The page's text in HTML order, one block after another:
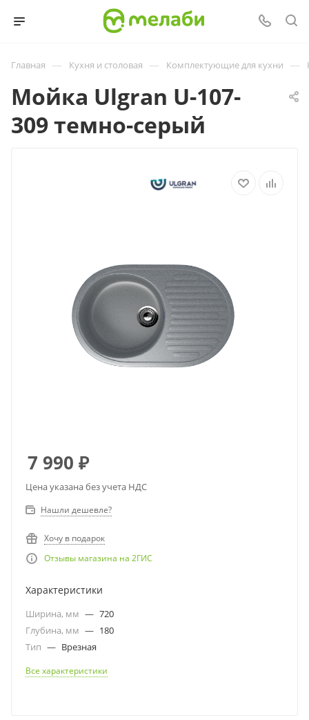
Главная — Кухня и столовая — Комплектующие для кухни —
Мойка Ulgran U-107-
309 темно-серый
7 990 ₽
Цена указана без учета НДС
Нашли дешевле?
Хочу в подарок
Отзывы магазина на 2ГИС
Характеристики
Ширина, мм — 720
Глубина, мм — 180
Тип — Врезная
Все характеристики